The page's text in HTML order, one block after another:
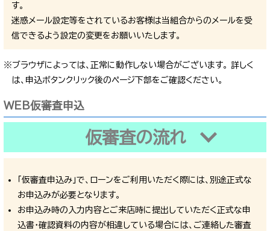
す。
迷惑メール設定等をされているお客様は当組合からのメールを受
信できるよう設定の変更をお願いいたします。
※ブラウザによっては、正常に動作しない場合がございます。 詳しく
は、申込ボタンクリック後のページ下部をご確認ください。
WEB仮審査申込
仮審査の流れ
「仮審査申込み」で、ローンをご利用いただく際には、別途正式な
お申込みが必要となります。
お申込み時の入力内容とご来店時に提出していただく正式な申
込書・確認資料の内容が相違している場合には、ご連絡した審査